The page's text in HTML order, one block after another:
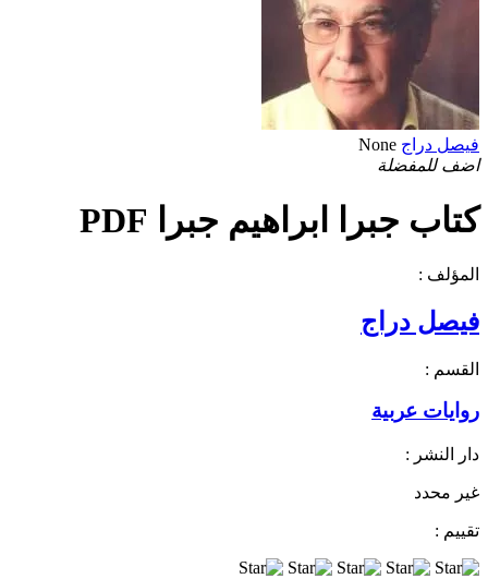
فيصل دراج None
اضف للمفضلة
كتاب جبرا ابراهيم جبرا PDF
المؤلف :
فيصل دراج
القسم :
روايات عربية
دار النشر :
غير محدد
تقييم :